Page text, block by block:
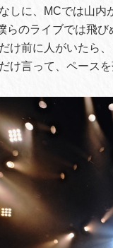
しに、MCでは山
らのライブでは飛
け前に人がいたら
け言って、ペース